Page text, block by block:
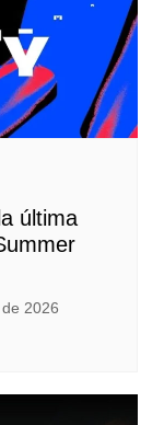
última
2026